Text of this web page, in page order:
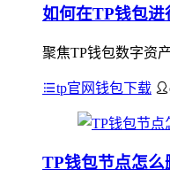
如何在TP钱包
聚焦TP钱包数字资
tp官网钱包下载
TP钱包节点怎